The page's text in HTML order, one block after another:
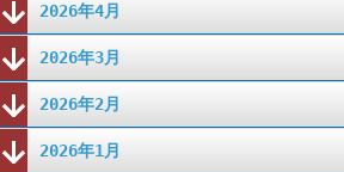
2026年4月
2026年3月
2026年2月
2026年1月